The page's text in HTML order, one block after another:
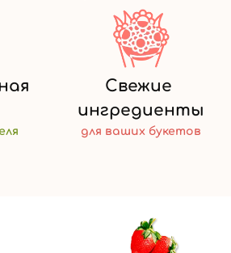
Свежие
ингредиенты
для ваших букетов